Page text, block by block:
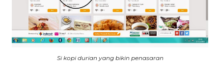
Si kopi durian yang bikin penasaran